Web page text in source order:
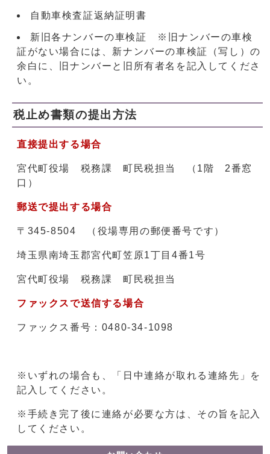
自動車検査証返納証明書
新旧各ナンバーの車検証 ※旧ナンバーの車検
証がない場合には、新ナンバーの車検証（写し）の
余白に、旧ナンバーと旧所有者名を記入してくださ
い。
税止め書類の提出方法
直接提出する場合
宮代町役場 税務課 町民税担当 （1階 2番窓
口）
郵送で提出する場合
〒345-8504 （役場専用の郵便番号です）
埼玉県南埼玉郡宮代町笠原1丁目4番1号
宮代町役場 税務課 町民税担当
ファックスで送信する場合
ファックス番号：0480-34-1098
※いずれの場合も、「日中連絡が取れる連絡先」を
記入してください。
※手続き完了後に連絡が必要な方は、その旨を記入
してください。